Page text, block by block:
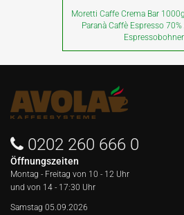
Moretti Caffe Crema Bar
Paranà Caffè Espresso
0202 260 666 0
Öffnungszeiten
Montag - Freitag von 10 - 12 Uhr
und von 14 - 17:30 Uhr
Samstag 05.09.2026